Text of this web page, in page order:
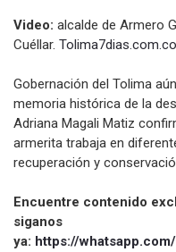
Video: alcalde de Armero
Cuéllar. Tolima7dias.com.co
Gobernación del Tolima
memoria histórica de la
Adriana Magali Matiz
armerita trabaja en
recuperación y
Encuentre contenido
siganos
ya: https://